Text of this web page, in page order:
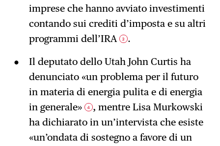
imprese che hanno avviato investimenti
contando sui crediti d’imposta e su altri
programmi dell’IRA 3 .
Il deputato dello Utah John Curtis ha
denunciato «un problema per il futuro
in materia di energia pulita e di energia
in generale»
4 , mentre Lisa Murkowski
ha dichiarato in un’intervista che esiste
«un’ondata di sostegno a favore di un